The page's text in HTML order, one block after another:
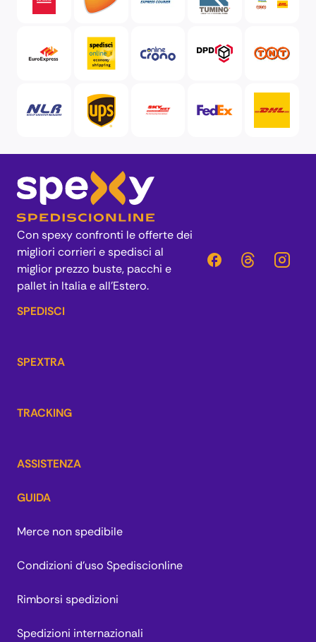
Con spexy confronti le offerte dei
migliori corrieri e spedisci al
miglior prezzo buste, pacchi e
pallet in Italia e all’Estero.
SPEDISCI
SPEXTRA
TRACKING
ASSISTENZA
GUIDA
Merce non spedibile
Condizioni d'uso Spediscionline
Rimborsi spedizioni
Spedizioni internazionali